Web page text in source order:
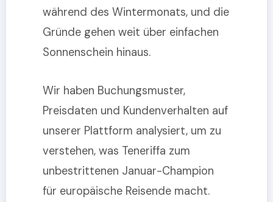
während des Wintermonats, und die
Gründe gehen weit über einfachen
Sonnenschein hinaus.
Wir haben Buchungsmuster,
Preisdaten und Kundenverhalten auf
unserer Plattform analysiert, um zu
verstehen, was Teneriffa zum
unbestrittenen Januar-Champion
für europäische Reisende macht.